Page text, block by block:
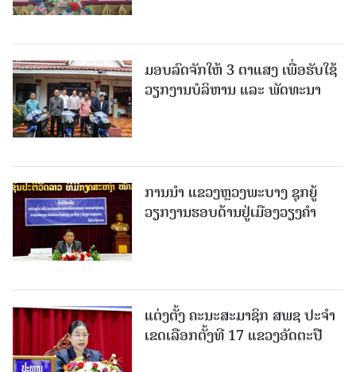
ມອບລົດຈັກໃຫ້ 3 ຕາແສງ ເພື່ອຮັບໃຊ້
ວຽກງານບໍລິຫານ ແລະ ພັດທະນາ
ການນຳ ແຂວງຫຼວງພະບາງ ຊຸກຍູ້
ວຽກງານຮອບດ້ານຢູ່ເມືອງວຽງຄໍາ
ແຕ່ງຕັ້ງ ຄະນະສະມາຊິກ ສພຊ ປະຈຳ
ເຂດເລືອກຕັ້ງທີ 17 ແຂວງອັດຕະປື